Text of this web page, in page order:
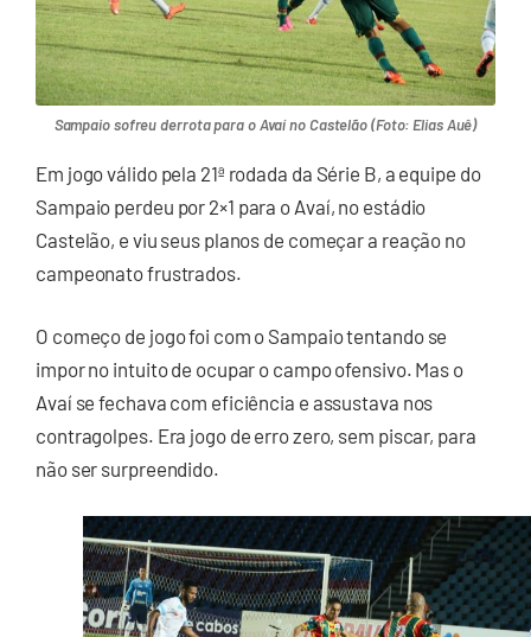
Sampaio sofreu derrota para o Avaí no Castelão (Foto: Elias Auê)
Em jogo válido pela 21ª rodada da Série B, a equipe do
Sampaio perdeu por 2×1 para o Avaí, no estádio
Castelão, e viu seus planos de começar a reação no
campeonato frustrados.
O começo de jogo foi com o Sampaio tentando se
impor no intuito de ocupar o campo ofensivo. Mas o
Avaí se fechava com eficiência e assustava nos
contragolpes. Era jogo de erro zero, sem piscar, para
não ser surpreendido.